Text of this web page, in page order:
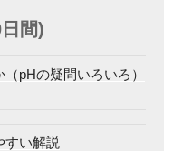
間)
pHの疑問いろいろ）
すい解説